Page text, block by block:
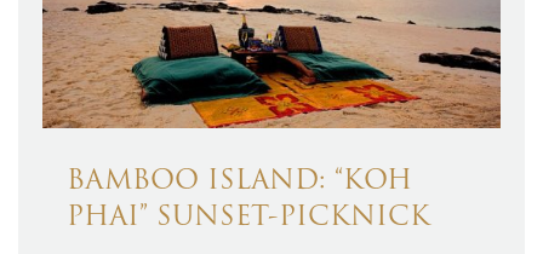
BAMBOO ISLAND: “KOH
PHAI” SUNSET-PICKNICK